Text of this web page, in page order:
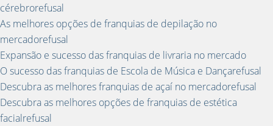
cérebrorefusal
As melhores opções de franquias de depilação no
mercadorefusal
Expansão e sucesso das franquias de livraria no mercado
O sucesso das franquias de Escola de Música e Dançarefusal
Descubra as melhores franquias de açaí no mercadorefusal
Descubra as melhores opções de franquias de estética
facialrefusal